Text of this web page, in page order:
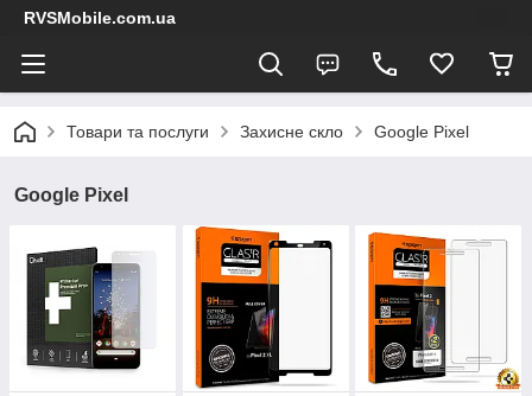
RVSMobile.com.ua
Товари та послуги Захисне скло Google Pixel
Google Pixel